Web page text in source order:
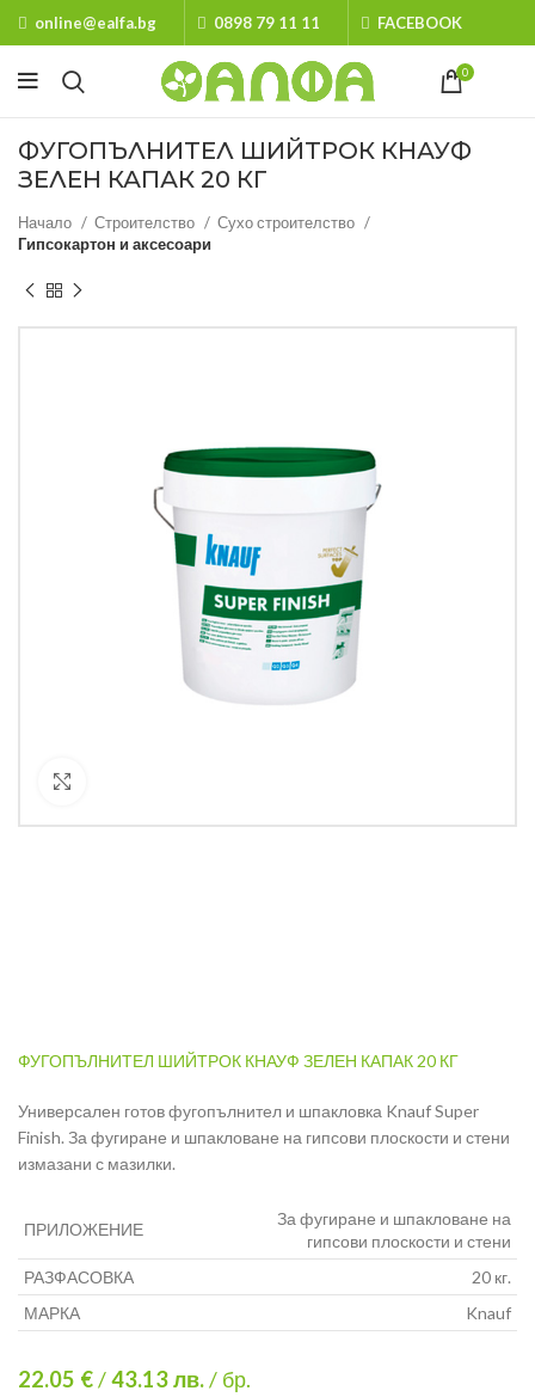
online@ealfa.bg 0898 79 11 11 FACEBOOK
0
ФУГОПЪЛНИТЕЛ ШИЙТРОК КНАУФ
ЗЕЛЕН КАПАК 20 КГ
Начало Строителство
Сухо строителство
Гипсокартон и аксесоари
ФУГОПЪЛНИТЕЛ ШИЙТРОК КНАУФ ЗЕЛЕН КАПАК 20 КГ
Универсален готов фугопълнител и шпакловка Knauf Super
Finish. За фугиране и шпакловане на гипсови плоскости и стени
измазани с мазилки.
ПРИЛОЖЕНИЕ
За фугиране и шпакловане на
гипсови плоскости и стени
РАЗФАСОВКА
20 кг.
МАРКА
Knauf
22.05 €/43.13лв./ бр.